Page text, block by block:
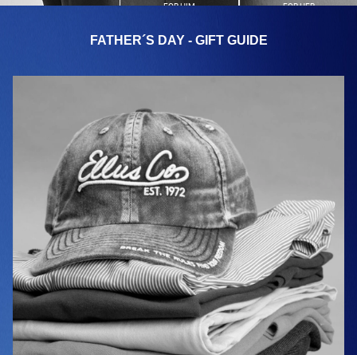
FOR HIM FOR HER
FATHER´S DAY - GIFT GUIDE